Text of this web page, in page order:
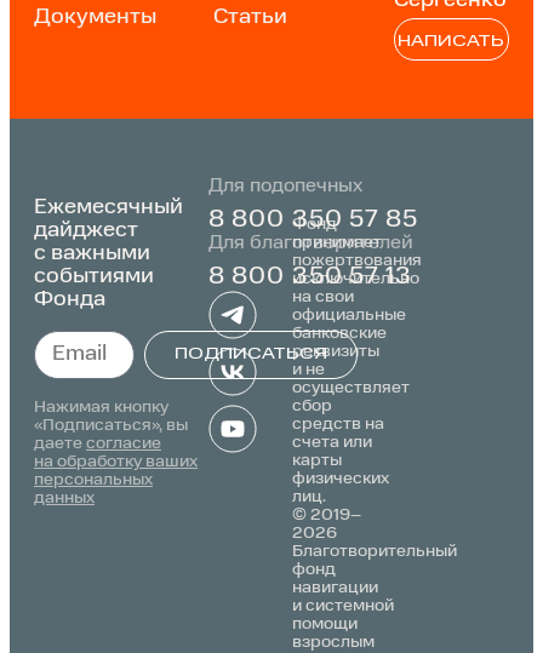
Документы Статьи
НАПИСАТЬ
Для подопечных
8 800 350 57 85
Для благотворителей
8 800 350 57 13
Ежемесячный
дайджест
с важными
событиями
Фонда
ПОДПИСАТЬСЯ
Нажимая кнопку
«Подписаться», вы
даете согласие
на обработку ваших
персональных
данных
© 2019–
2026
Благотворительный
фонд
навигации
и системной
помощи
взрослым
Фонд
принимает
пожертвования
исключительно
на свои
официальные
банковские
реквизиты
и не
осуществляет
сбор
средств на
счета или
карты
физических
лиц.